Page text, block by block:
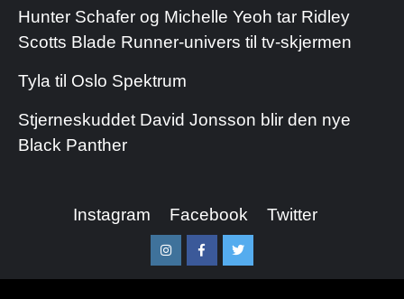
Hunter Schafer og Michelle Yeoh tar Ridley
Scotts Blade Runner-univers til tv-skjermen
Tyla til Oslo Spektrum
Stjerneskuddet David Jonsson blir den nye
Black Panther
Instagram Facebook Twitter
InstagramFacebookTwitter